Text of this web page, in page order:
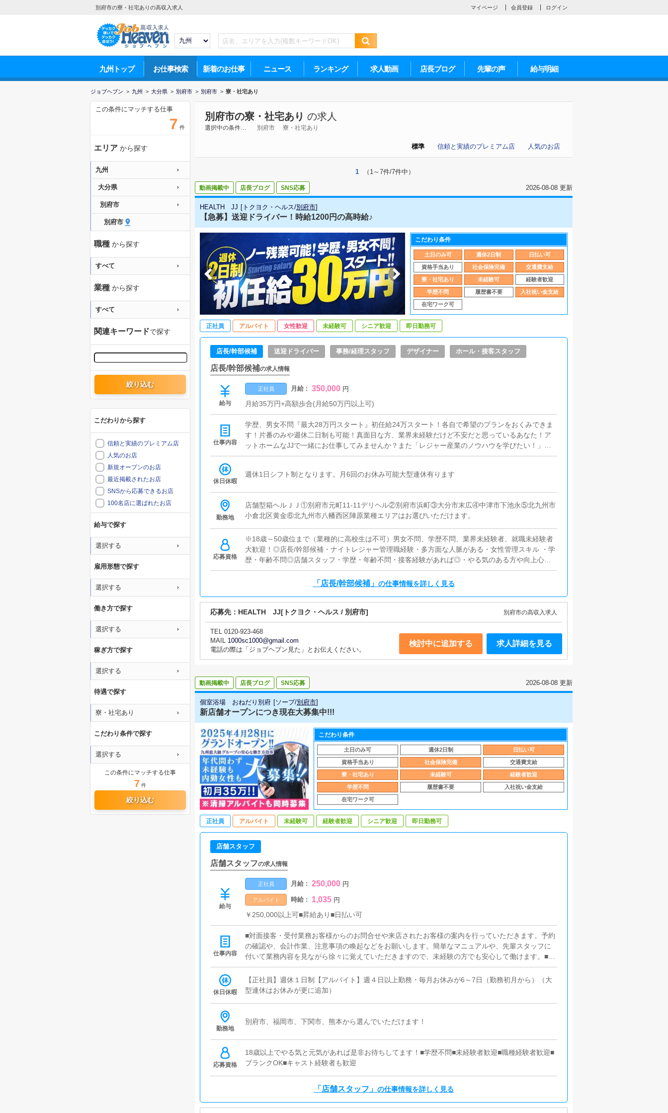
別府市の寮・社宅ありの高収入求人 マイページ 会員登録 ログイン
九州トップ お仕事検索 新着のお仕事 ニュース ランキング 求人動画 店長ブログ 先輩の声 給与明細
ジョブヘブン > 九州 > 大分県 > 別府市 > 別府市 > 寮・社宅あり
別府市の寮・社宅あり の求人
選択中の条件… 別府市 寮・社宅あり
人気のお店
信頼と実績のプレミアム店
標準
1 （1～7件/7件中）
動画掲載中 店長ブログ SNS応募 2026-08-08 更新
HEALTH JJ [ トクヨク・ヘルス/別府市]
【急募】送迎ドライバー！時給1200円の高時給♪
こだわり条件
土日のみ可 週休2日制 日払い可
資格手当あり 社会保険完備 交通費支給
寮・社宅あり 未経験可 経験者歓迎
学歴不問 履歴書不要 入社祝い金支給
在宅ワーク可
正社員 アルバイト 女性歓迎 未経験可 シニア歓迎 即日勤務可
店長/幹部候補 送迎ドライバー 事務/経理スタッフ デザイナー ホール・接客スタッフ
店長/幹部候補の求人情報
給与
正社員 月給 : 350,000 円
月給35万円+高額歩合(月給50万円以上可)
仕事内容
学歴、男女不問『最大28万円スタート』初任給24万スタート！各自で希望のプランをおくみできま
す！片番のみや週休二日制も可能！真面目な方、業界未経験だけど不安だと思っているあなた！ア
ットホームなJJで一緒にお仕事してみませんか？また「レジャー産業のノウハウを学びたい！」
「独立願望がある！」「大きな夢がある！」「自分のお店を持ちたい！」そんな貴方からのご応募
ッフ特別募集中！】元キャストの方や業界経験者で、事務作業などにご興味のある方は高待遇でお
た方を募集しています。
休日休暇
週休1日シフト制となります。月6回のお休み可能大型連休有ります
勤務地
店舗型箱ヘルＪＪ①別府市元町11-11デリヘル②別府市浜町③大分市末広④中津市下池永⑤北九州市
小倉北区黄金⑥北九州市八幡西区陣原業種エリアはお選びいただけます。
応募資格
※18歳～50歳位まで（業種的に高校生は不可）男女不問、学歴不問、業界未経験者、就職未経験者
大歓迎！◎店長/幹部候補・ナイトレジャー管理職経験・多方面な人脈がある・女性管理スキル ・学
歴・年齢不問◎店舗スタッフ・学歴・年齢不問・接客経験があれば◎・やる気のある方や向上心の
ある方大歓迎！◎事務/WEBスタッフ・学歴・年齢不問・Photoshop、Illustrator、FLASHが使える
方・制作実績のわかるものをご持参ください。※インターネット関連の知識と技術のある経験者優
加入済みの自家用車の持込みが出来る方。自家用車をお持ちでない方も歓迎です。がんばり次第で
年収1000万円以上が可能です(現在数名が達成中・未経験から入社の方もおられます）身分証必須・
本籍地記載の住民票＋運転免許証またはパスポートまたは住民基本台帳カード(写真付)など。応募の
件で他に何かご質問がある場合はお問い合わせください※暴力団関係者及びそれに準ずる方のご応
募は固くお断りさせていただきます
「店長/幹部候補」 の仕事情報を詳しく見る
応募先： HEALTH JJ[トクヨク・ヘルス / 別府市] 別府市の高収入求人
TEL 0120-923-468
MAIL 1000sc1000@gmail.com
電話の際は「ジョブヘブン見た」とお伝えください。
検討中に追加する 求人詳細を見る
動画掲載中 店長ブログ SNS応募 2026-08-08 更新
個室浴場 おねだり別府 [ソープ/別府市]
新店舗オープンにつき現在大募集中!!!
こだわり条件
土日のみ可 週休2日制 日払い可
資格手当あり 社会保険完備 交通費支給
寮・社宅あり 未経験可 経験者歓迎
学歴不問 履歴書不要 入社祝い金支給
在宅ワーク可
正社員 アルバイト 未経験可 経験者歓迎 シニア歓迎 即日勤務可
店舗スタッフ
店舗スタッフの求人情報
給与
正社員 月給 : 250,000 円
アルバイト 時給 : 1,035 円
￥250,000以上可■昇給あり■日払い可
仕事内容
■対面接客・受付業務お客様からのお問合せや来店されたお客様の案内を行っていただきます。予約
の確認や、会計作業、注意事項の喚起などをお願いします。簡単なマニュアルや、先輩スタッフに
付いて業務内容を見ながら徐々に覚えていただきますので、未経験の方でも安心して働けます。■企
画の立案店舗イベントや店舗運営など様々な企画を提案していただきます。【新規のお客様の増
加】【お客様のリピート率の向上】【キャストの方の入店数の増加】など、売上UPに繋がる施策の
提案を行っていただきます。■キャスト管理お店で働いていただいているキャストの方が稼げるよう
ャストの出勤情報やイベント、求人ブログの作成となります。基本的にはボタンを押すだけや、ブ
清掃・備品管理お客様やキャストの方に快適にお過ごしいただくため、店内の清掃や備品の管理・
補充を行っていただきます。
休日休暇
【正社員】週休１日制【アルバイト】週４日以上勤務・毎月お休みが6～7日（勤務初月から）（大
型連休はお休みが更に追加）
勤務地
別府市、福岡市、下関市、熊本から選んでいただけます！
応募資格
18歳以上でやる気と元気があれば是非お待ちしてます！■学歴不問■未経験者歓迎■職種経験者歓迎■
ブランクOK■キャスト経験者も歓迎
「店舗スタッフ」 の仕事情報を詳しく見る
この条件にマッチする仕事
7 件
エリア から探す
九州
大分県
別府市
別府市
職種 から探す
すべて
業種 から探す
すべて
関連キーワードで探す
絞り込む
こだわりから探す
信頼と実績のプレミアム店
人気のお店
新規オープンのお店
最近掲載されたお店
SNSから応募できるお店
100名店に選ばれたお店
給与で探す
選択する
雇用形態で探す
選択する
働き方で探す
選択する
稼ぎ方で探す
選択する
待遇で探す
寮・社宅あり
こだわり条件で探す
選択する
この条件にマッチする仕事
7 件
絞り込む